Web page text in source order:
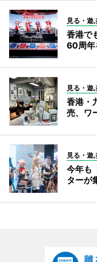
見る・遊
香港で
60周年
見る・遊
香港・
売、ワ
見る・遊
今年も
ターが